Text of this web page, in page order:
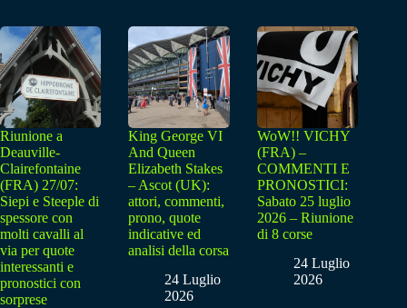
Riunione a
Deauville-
Clairefontaine
(FRA) 27/07:
Siepi e Steeple di
spessore con
molti cavalli al
via per quote
interessanti e
pronostici con
sorprese
King George VI
And Queen
Elizabeth Stakes
– Ascot (UK):
attori, commenti,
prono, quote
indicative ed
analisi della corsa
24 Luglio
2026
WoW!! VICHY
(FRA) –
COMMENTI E
PRONOSTICI:
Sabato 25 luglio
2026 – Riunione
di 8 corse
24 Luglio
2026